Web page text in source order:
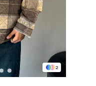
2